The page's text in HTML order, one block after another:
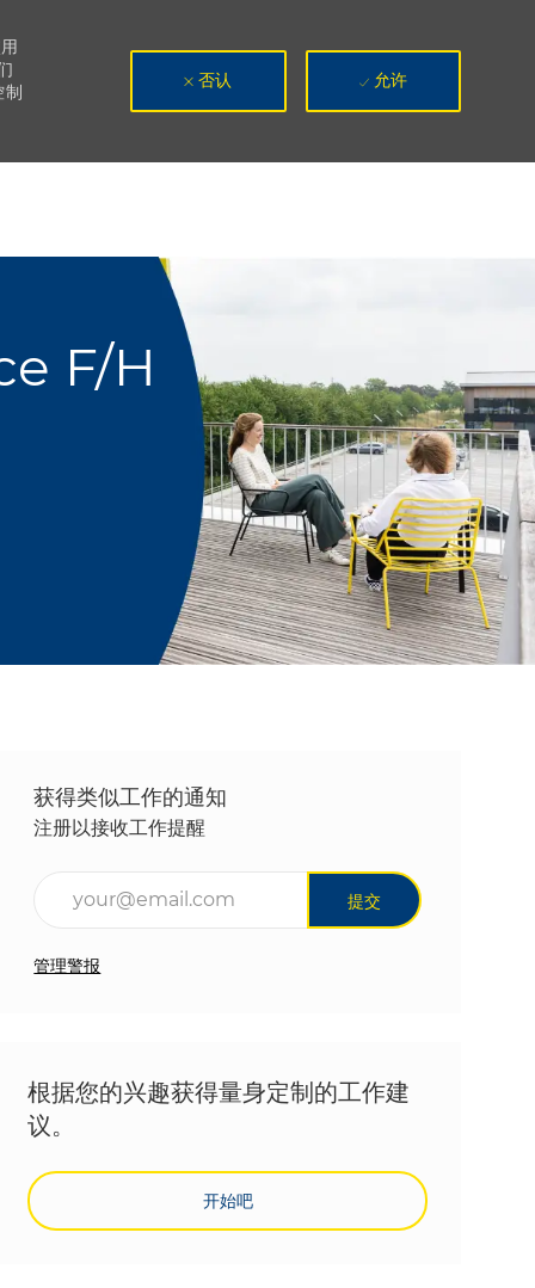
制
否认 允许
F/H
获得类似工作的通知
注册以接收工作提醒
提交
管理警报
根据您的兴趣获得量身定制的工作建
议。
开始吧